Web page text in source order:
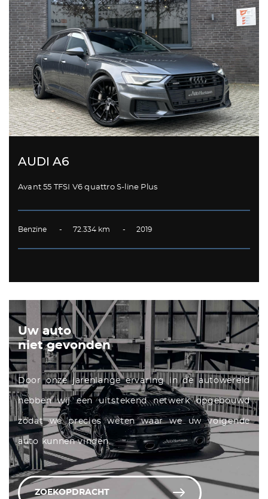
AUDI A6
Avant 55 TFSI V6 quattro S-line Plus
Benzine - 72.334 km - 2019
Uw auto
niet gevonden
Door onze jarenlange ervaring in de autowereld
hebben wij een uitstekend netwerk opgebouwd
zodat we precies weten waar we uw volgende
auto kunnen vinden.
ZOEKOPDRACHT